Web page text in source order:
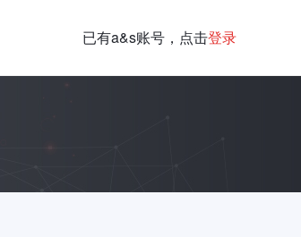
已有a&s账号，点击登录